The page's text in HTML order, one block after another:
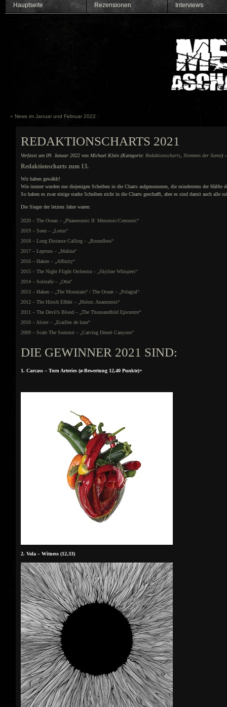
Hauptseite Rezensionen Interviews
« News im Januar und Februar 2022
REDAKTIONSCHARTS 2021
Verfasst am 09. Januar 2022 von Michael Klein (Kategorie: Redaktionscharts Stimmen der Szene)
Redaktionscharts zum 13.
Wir haben gewählt!
Wie immer wurden nur diejenigen Scheiben in die Charts aufgenommen, die mindestens der Hälfte
So haben es zwar einige starke Scheiben nicht in die Charts geschafft, aber es sind damit auch alle
Die Sieger der letzten Jahre waren:
2020 – The Ocean – „Phanerozoic II: Mesozoic/Cenozoic“
2019 – Soen – „Lotus“
2018 – Long Distance Calling – „Boundless“
2017 – Leprous – „Malina“
2016 – Haken – „Affinity“
2015 – The Night Flight Orchestra – „Skyline Whispers“
2014 – Solstafir – „Otta“
2013 – Haken – „The Mountain“ / The Ocean – „Pelagial“
2012 – The Hirsch Effekt – „Holon: Anamnesis“
2011 – The Devil’s Blood – „The Thousandfold Epicentre“
2010 – Alcest – „Ecailles de lune“
2009 – Scale The Summit – „Carving Desert Canyons“
DIE GEWINNER 2021 SIND:
1. Carcass – Torn Arteries (ø-Bewertung 12,40 Punkte)+
2. Vola – Witness (12,33)